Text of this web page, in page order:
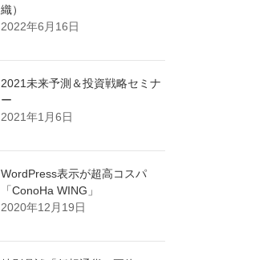
織）
2022年6月16日
2021未来予測＆投資戦略セミナ
ー
2021年1月6日
WordPress表示が超高コスパ
「ConoHa WING」
2020年12月19日